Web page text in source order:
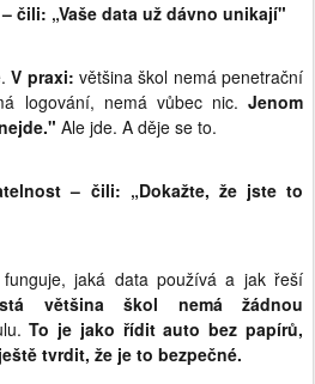
čili: „Vaše data už dávno unikají"
V praxi: většina škol nemá penetrační
logování, nemá vůbec nic. Jenom
Ale jde. A děje se to.
– čili: „Dokažte, že jste to
jaká data používá a jak řeší
většina škol nemá žádnou
To je jako řídit auto bez papírů,
tvrdit, že je to bezpečné.